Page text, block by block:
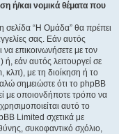
ή/και νομικά θέματα που
σελίδα “Η Ομάδα” θα πρέπει
σας. Εάν αυτός
να επικοινωνήσετε με τον
) ή, εάν αυτός λειτουργεί σε
με τη διοίκηση ή το
σημειώστε ότι το phpBB
με οποιονδήποτε τρόπο να
αυτό το
Limited σχετικά με
συκοφαντικό σχόλιο,